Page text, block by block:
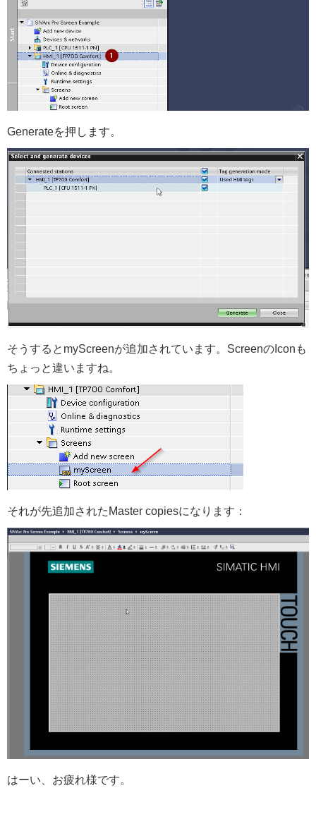
Generateを押します。
そうするとmyScreenが追加されています。ScreenのIconも
ちょっと違いますね。
それが先追加されたMaster copiesになります：
はーい、お疲れ様です。